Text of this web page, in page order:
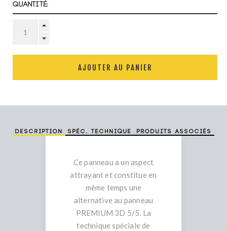
Quantité:
AJOUTER AU PANIER
Description Spéc. technique Produits associés
Ce panneau a un aspect
attrayant et constitue en
même temps une
alternative au panneau
PREMIUM 3D 5/5. La
technique spéciale de